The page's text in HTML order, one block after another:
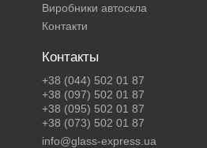
Виробники автоскла
Контакти
Контакты
+38 (044) 502 01 87
+38 (097) 502 01 87
+38 (095) 502 01 87
+38 (073) 502 01 87
info@glass-express.ua